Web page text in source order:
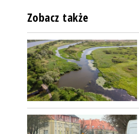
Zobacz także